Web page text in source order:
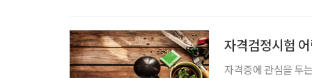
자격검정시험
자격증에 관심을 두